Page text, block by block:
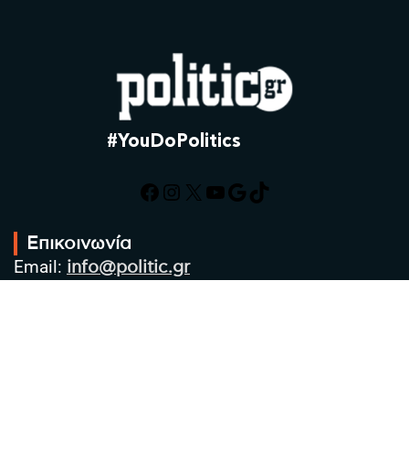
#YouDoPolitics
Facebook
Instagram
X YouTube
Google
TikTok
Επικοινωνία
Email: info@politic.gr